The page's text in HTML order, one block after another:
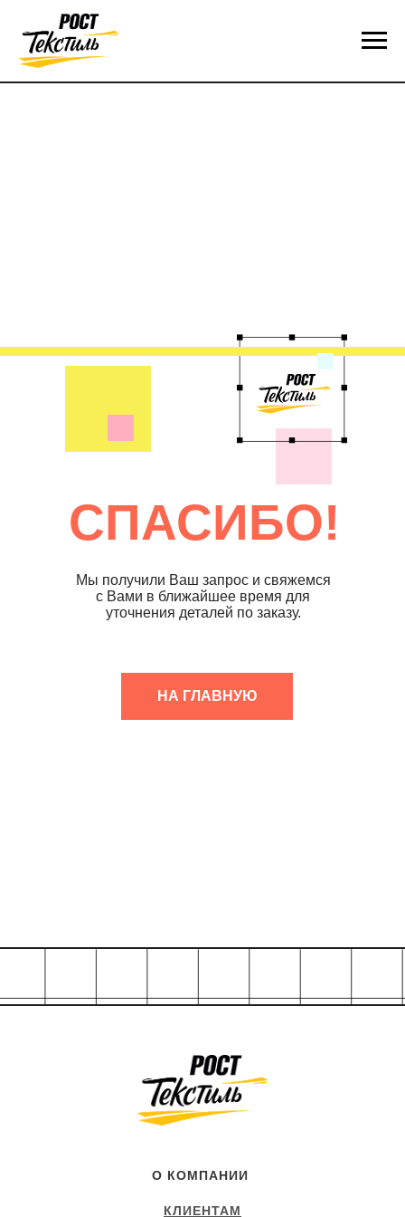
СПАСИБО!
Мы получили Ваш запрос и свяжемся
с Вами в ближайшее время для
уточнения деталей по заказу.
НА ГЛАВНУЮ
КЛИЕНТАМ
О КОМПАНИИ